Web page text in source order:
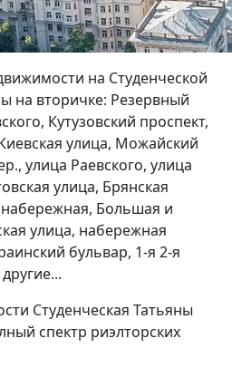
на Студенческой
на вторичке: Резервный
Кутузовский проспект,
улица, Можайский
улица Раевского, улица
улица, Брянская
Большая и
улица, набережная
бульвар, 1-я 2-я
Студенческая Татьяны
спектр риэлторских